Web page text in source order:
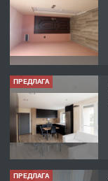
ПРЕДЛАГА
ПРЕДЛАГА